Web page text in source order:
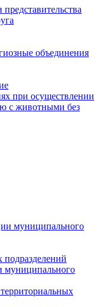
объединения
при осуществлении
с животными без
муниципального
подразделений
муниципального